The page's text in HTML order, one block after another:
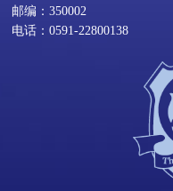
邮编：350002
电话：0591-22800138